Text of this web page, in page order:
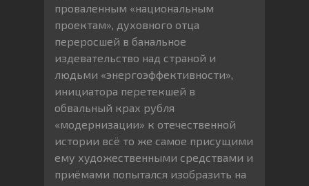
проваленным «национальным
проектам», духовного отца
переросшей в банальное
издевательство над страной и
людьми «энергоэффективности»,
инициатора перетекшей в
обвальный крах рубля
«модернизации» к отечественной
истории всё то же самое присущими
ему художественными средствами и
приёмами попытался изобразить на